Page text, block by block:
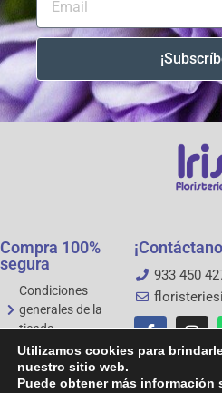
Compra 100%
segura
Condiciones
generales de la
tienda
Aviso legal
Política de
privacidad
933 450
Utilizamos cookies para
nuestro sitio web.
Puede obtener más